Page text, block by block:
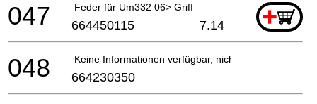
Feder für Um332 06> Griff +
047 664450115 7.14
Keine Informationen verfügbar, nicht bestellbar
048 664230350